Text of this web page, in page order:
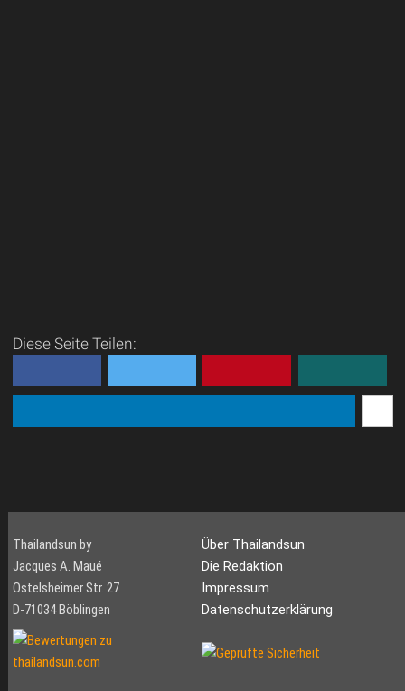
Diese Seite Teilen:
Thailandsun by
Jacques A. Maué
Ostelsheimer Str. 27
D-71034 Böblingen
Über Thailandsun
Die Redaktion
Impressum
Datenschutzerklärung